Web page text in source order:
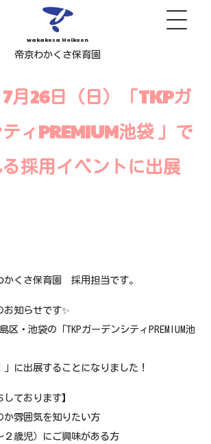
wakakusa Hoikuen
帝京わかくさ保育園
7月26日（日）「TKPガ
ィPREMIUM池袋 」で
採用イベントに出展
かくさ保育園 採用担当です。
知らせです✨
区・池袋の「TKPガーデンシティPREMIUM池
」に出展することになりました！
しております】
か雰囲気を知りたい方
２歳児）にご興味がある方